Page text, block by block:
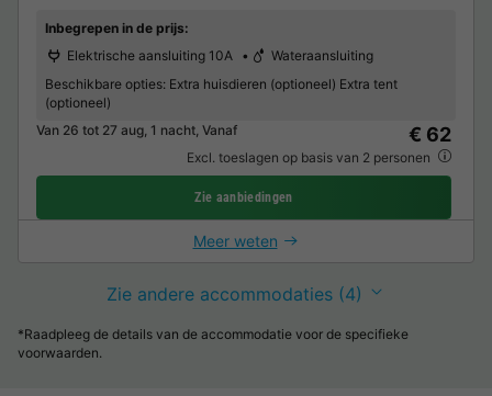
Inbegrepen in de prijs:
Elektrische aansluiting 10A
Wateraansluiting
Beschikbare opties: Extra huisdieren (optioneel) Extra tent
(optioneel)
Van 26 tot 27 aug, 1 nacht, Vanaf
€ 62
Excl. toeslagen op basis van 2 personen
Zie aanbiedingen
Meer weten
Zie andere accommodaties (4)
*Raadpleeg de details van de accommodatie voor de specifieke
voorwaarden.